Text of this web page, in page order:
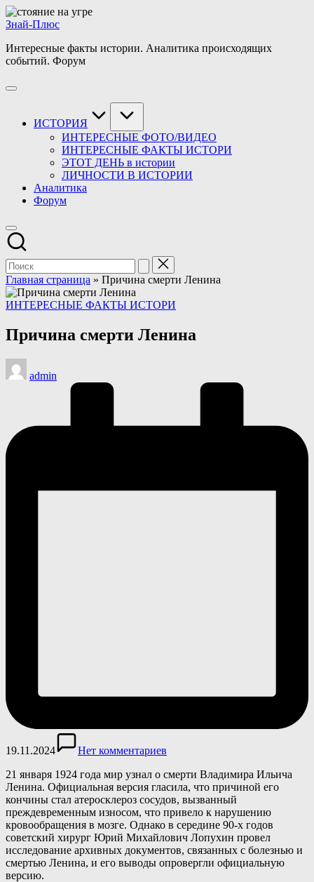
Перейти
к
Знай-Плюс
Интересные факты истории. Аналитика происходящих
событий. Форум
ИСТОРИЯ
ИНТЕРЕСНЫЕ ФОТО/ВИДЕО
ИНТЕРЕСНЫЕ ФАКТЫ ИСТОРИ
ЭТОТ ДЕНЬ в истории
ЛИЧНОСТИ В ИСТОРИИ
Аналитика
Форум
Главная страница » Причина смерти Ленина
Опубликовано
ИНТЕРЕСНЫЕ ФАКТЫ ИСТОРИ
Причина смерти Ленина
Запись
от
admin
19.11.2024
Нет комментариев
21 января 1924 года мир узнал о смерти Владимира Ильича
Ленина. Официальная версия гласила, что причиной его
кончины стал атеросклероз сосудов, вызванный
преждевременным износом, что привело к нарушению
кровообращения в мозге. Однако в середине 90-х годов
советский хирург Юрий Михайлович Лопухин провел
исследование архивных документов, связанных с болезнью и
смертью Ленина, и его выводы опровергли официальную
версию.